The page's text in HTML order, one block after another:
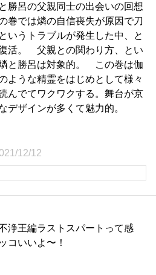
呂の父親同士の出会いの回想
巻では燐の自信喪失が原因で刀
いうトラブルが発生した中、と
活。 父親との関わり方、とい
と勝呂は対象的。 この巻は伽
ような精霊をはじめとして様々
んでてワクワクする。舞台が京
デザインが多くて魅力的。
12/12
浄王編ラストスパートって感
コいいよ〜！